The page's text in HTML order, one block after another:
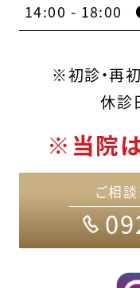
14:00 - 18:00
※初診・再
休診
※当院
ご相